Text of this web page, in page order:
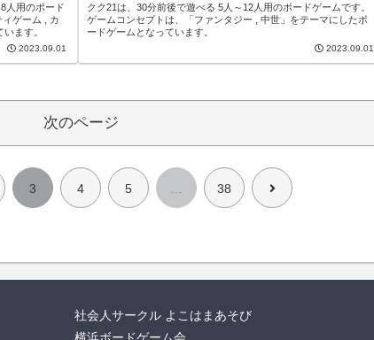
人用のボード
ゲーム , カ
ます。
2023.09.01
クク21は、30分前後で遊べる 5人～12人用のボードゲームです。
ゲームコンセプトは、「ファンタジー , 中世」をテーマにしたボ
ードゲームとなっています。
2023.09.01
次のページ
3 4 5 38 次
社会人サークル よこはまあそび